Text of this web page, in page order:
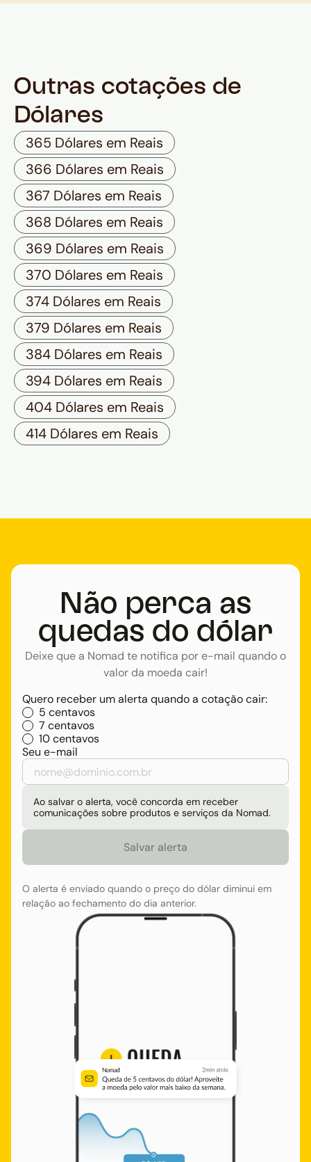
Outras cotações de
Dólares
365 Dólares em Reais
366 Dólares em Reais
367 Dólares em Reais
368 Dólares em Reais
369 Dólares em Reais
370 Dólares em Reais
374 Dólares em Reais
379 Dólares em Reais
384 Dólares em Reais
394 Dólares em Reais
404 Dólares em Reais
414 Dólares em Reais
Não perca as
quedas do dólar
Deixe que a Nomad te notifica por e-mail quando o
valor da moeda cair!
Quero receber um alerta quando a cotação cair:
5 centavos
7 centavos
10 centavos
Seu e-mail
Ao salvar o alerta, você concorda em receber
comunicações sobre produtos e serviços da Nomad.
O alerta é enviado quando o preço do dólar diminui em
relação ao fechamento do dia anterior.